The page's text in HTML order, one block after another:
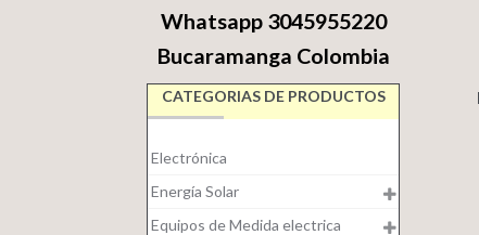
Whatsapp 3045955220
Bucaramanga Colombia
CATEGORIAS DE PRODUCTOS
Electrónica
Energía Solar
Equipos de Medida electrica